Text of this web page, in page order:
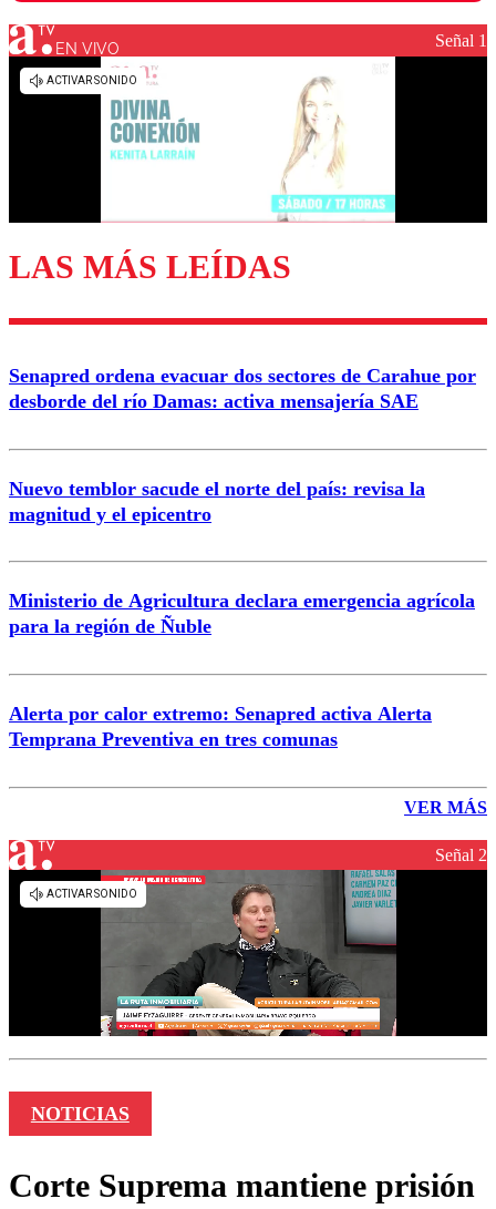
Los comentarios son moderados para garantizar un
diálogo respetuoso.
Enviar comentario
EN VIVO Señal 1
LAS MÁS LEÍDAS
Senapred ordena evacuar dos sectores de Carahue por
desborde del río Damas: activa mensajería SAE
Nuevo temblor sacude el norte del país: revisa la
magnitud y el epicentro
Ministerio de Agricultura declara emergencia agrícola
para la región de Ñuble
Alerta por calor extremo: Senapred activa Alerta
Temprana Preventiva en tres comunas
VER MÁS
Señal 2
NOTICIAS
Corte Suprema mantiene prisión